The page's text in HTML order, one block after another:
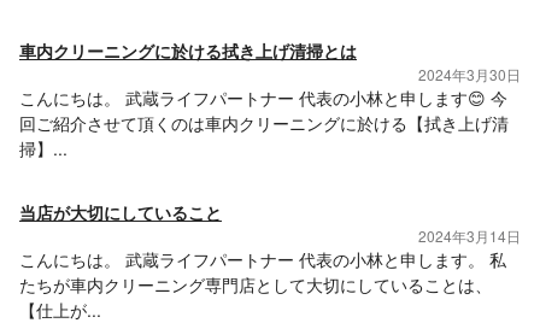
車内クリーニングに於ける拭き上げ清掃とは
2024年3月30日
こんにちは。 武蔵ライフパートナー 代表の小林と申します😊 今
回ご紹介させて頂くのは車内クリーニングに於ける【拭き上げ清
掃】...
当店が大切にしていること
2024年3月14日
こんにちは。 武蔵ライフパートナー 代表の小林と申します。 私
たちが車内クリーニング専門店として大切にしていることは、
【仕上が...